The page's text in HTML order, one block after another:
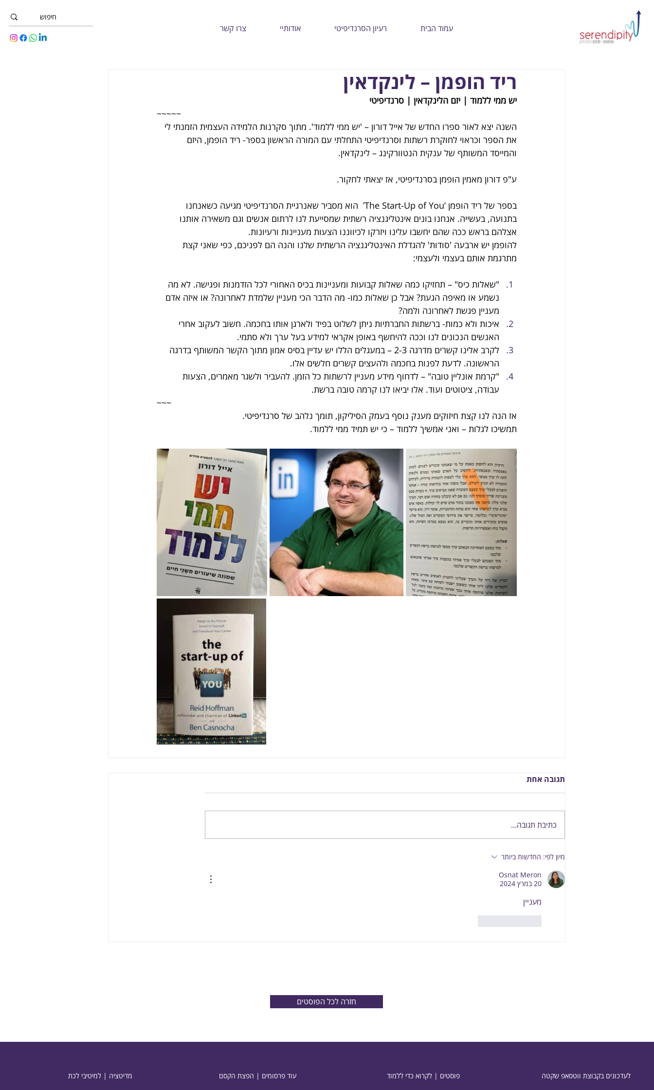
עמוד הבית רעיון הסרנדיפיטי אודותיי צרו קשר
ריד הופמן – לינקדאין
יש ממי ללמוד | יזם הלינקדאין | סרנדיפיטי
~~~~~
השנה יצא לאור ספרו החדש של אייל דורון – 'יש ממי ללמוד'. מתוך סקרנות הלמידה העצמית הזמנתי לי
את הספר וכראוי לחוקרת רשתות וסרנדיפיטי התחלתי עם המורה הראשון בספר- ריד הופמן, היזם
והמייסד המשותף של ענקית הנטוורקינג – לינקדאין.
ע"פ דורון מאמין הופמן בסרנדיפיטי, אז יצאתי לחקור.
בספר של ריד הופמן ‘The Start-Up of You’  הוא מסביר שאנרגיית הסרנדיפיטי מגיעה כשאנחנו
בתנועה, בעשייה. אנחנו בונים אינטליגנציה רשתית שמסייעת לנו לרתום אנשים וגם משאירה אותנו
אצלהם בראש ככה שהם יחשבו עלינו ויזרקו לכיווננו הצעות מעניינות ורעיונות.
להופמן יש ארבעה 'סודות' להגדלת האינטליגנציה הרשתית שלנו והנה הם לפניכם, כפי שאני קצת
מתרגמת אותם בעצמי ולעצמי:
"שאלות כיס" – תחזיקו כמה שאלות קבועות ומעניינות בכיס האחורי לכל הזדמנות ופגישה. לא מה
נשמע או מאיפה הגעת? אבל כן שאלות כמו- מה הדבר הכי מעניין שלמדת לאחרונה? או איזה אדם
מעניין פגשת לאחרונה ולמה?
איכות ולא כמות- ברשתות החברתיות ניתן לשלוט בפיד ולארגן אותו בחכמה. חשוב לעקוב אחרי
האנשים הנכונים לנו וככה להיחשף באופן אקראי למידע בעל ערך ולא סתמי.
לקרב אלינו קשרים מדרגה 2-3 – במעגלים הללו יש עדיין בסיס אמון מתוך הקשר המשותף בדרגה
הראשונה. לדעת לפנות בחכמה ולהעצים קשרים חלשים אלו.
"קרמת אונליין טובה" – לדחוף מידע מעניין לרשתות כל הזמן. להעביר ולשגר מאמרים, הצעות
עבודה, ציטוטים ועוד. אלו יביאו לנו קרמה טובה ברשת.
~~~
אז הנה לנו קצת חיזוקים מענק נוסף בעמק הסיליקון, תומך נלהב של סרנדיפיטי.
תמשיכו לגלות – ואני אמשיך ללמוד – כי יש תמיד ממי ללמוד.
תגובה אחת
כתיבת תגובה...
מיון לפי: החדשות ביותר
Osnat Meron
20 במרץ 2024
מעניין
חזרה לכל הפוסטים
מדיטציה | למיטיבי לכת
עוד פרסומים | הפצת הקסם
פוסטים | לקרוא כדי ללמוד
לעדכונים בקבוצת ווטסאפ שקטה